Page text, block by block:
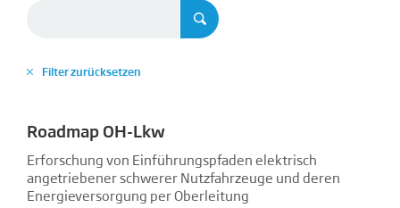
✕ Filter zurücksetzen
Roadmap OH-Lkw
Erforschung von Einführungspfaden elektrisch
angetriebener schwerer Nutzfahrzeuge und deren
Energieversorgung per Oberleitung